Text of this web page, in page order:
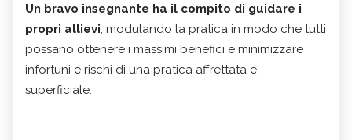
Un bravo insegnante ha il compito di guidare i
propri allievi, modulando la pratica in modo che tutti
possano ottenere i massimi benefici e minimizzare
infortuni e rischi di una pratica affrettata e
superficiale.